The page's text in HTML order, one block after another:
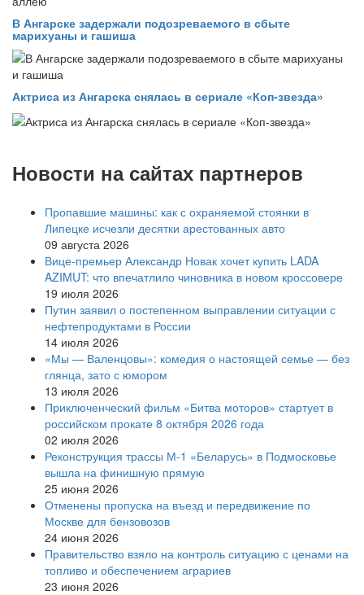
В Ангарске задержали подозреваемого в сбыте
марихуаны и гашиша
Актриса из Ангарска снялась в сериале «Коп-звезда»
Новости на сайтах партнеров
Пропавшие машины: как с охраняемой стоянки в
Липецке исчезли десятки арестованных авто
09 августа 2026
Вице‑премьер Александр Новак хочет купить LADA
AZIMUT: что впечатлило чиновника в новом кроссовере
19 июля 2026
Путин заявил о постепенном выправлении ситуации с
нефтепродуктами в России
14 июля 2026
«Мы — Валенцовы»: комедия о настоящей семье — без
глянца, зато с юмором
13 июля 2026
Приключенческий фильм «Битва моторов» стартует в
российском прокате 8 октября 2026 года
02 июля 2026
Реконструкция трассы М-1 «Беларусь» в Подмосковье
вышла на финишную прямую
25 июня 2026
Отменены пропуска на въезд и передвижение по
Москве для бензовозов
24 июня 2026
Правительство взяло на контроль ситуацию с ценами на
топливо и обеспечением аграриев
23 июня 2026